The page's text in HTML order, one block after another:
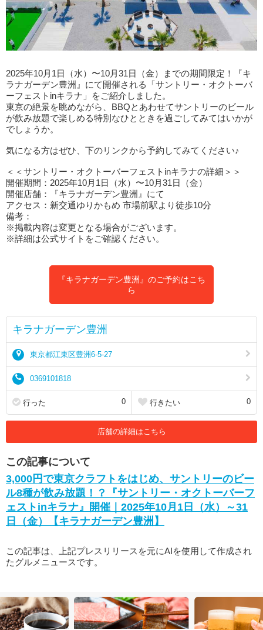
2025年10月1日（水）〜10月31日（金）までの期間限定！『キ
ラナガーデン豊洲』にて開催される「サントリー・オクトーバ
ーフェストinキラナ」をご紹介しました。
東京の絶景を眺めながら、BBQとあわせてサントリーのビール
が飲み放題で楽しめる特別なひとときを過ごしてみてはいかが
でしょうか。
気になる方はぜひ、下のリンクから予約してみてください♪
＜＜サントリー・オクトーバーフェストinキラナの詳細＞＞
開催期間：2025年10月1日（水）〜10月31日（金）
開催店舗：『キラナガーデン豊洲』にて
アクセス：新交通ゆりかもめ 市場前駅より徒歩10分
備考：
※掲載内容は変更となる場合がございます。
※詳細は公式サイトをご確認ください。
『キラナガーデン豊洲』のご予約はこち
ら
キラナガーデン豊洲
東京都江東区豊洲6-5-27
0369101818
行った 0 行きたい 0
店舗の詳細はこちら
この記事について
3,000円で東京クラフトをはじめ、サントリーのビー
ル8種が飲み放題！？『サントリー・オクトーバーフ
ェストinキラナ』開催｜2025年10月1日（水）～31
日（金）【キラナガーデン豊洲】
この記事は、上記プレスリリースを元にAIを使用して作成され
たグルメニュースです。